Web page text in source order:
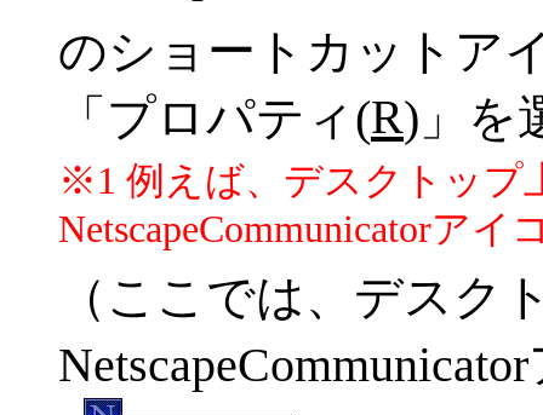
のショートカットア
「プロパティ(R)」を
※1 例えば、デスクトップ
NetscapeCommunicatorアイ
（ここでは、デスク